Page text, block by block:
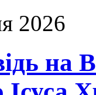
2026
на